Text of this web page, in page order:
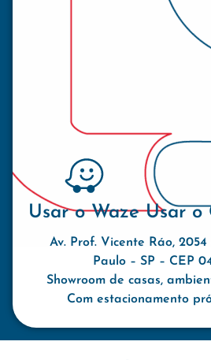
Usar o Waze Usar o
Av. Prof. Vicente Ráo, 2054
Paulo – SP – CEP
Showroom de casas,
Com estacionamento